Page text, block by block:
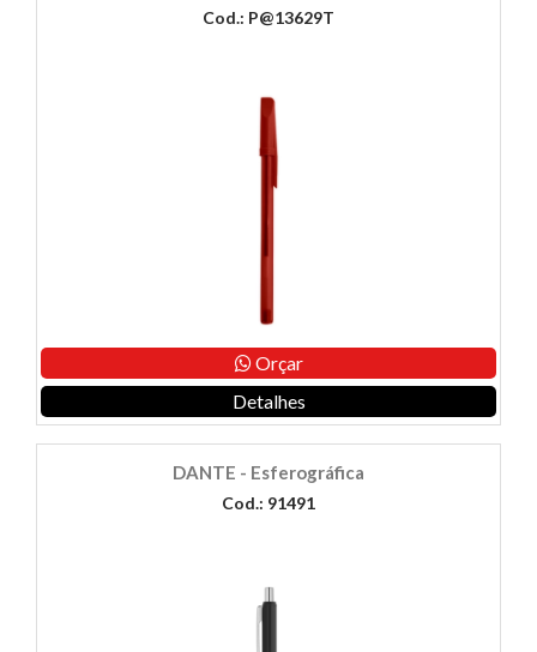
Cod.: P@13629T
Orçar
Detalhes
DANTE - Esferográfica
Cod.: 91491